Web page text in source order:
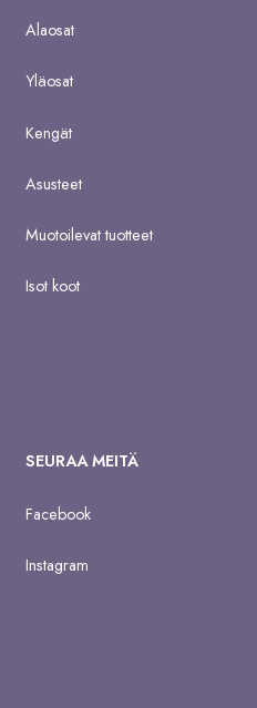
Alaosat
Yläosat
Kengät
Asusteet
Muotoilevat tuotteet
Isot koot
SEURAA MEITÄ
Facebook
Instagram